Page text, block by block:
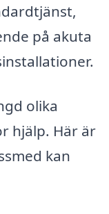
på akuta
olika
hjälp. Här är
kan